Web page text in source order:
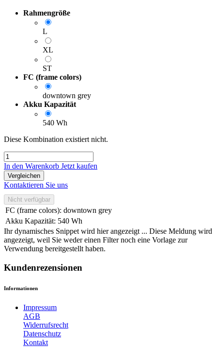
Rahmengröße
L
XL
ST
FC (frame colors)
downtown grey
Akku Kapazität
540 Wh
Diese Kombination existiert nicht.
In den Warenkorb Jetzt kaufen
Vergleichen
Kontaktieren Sie uns
Nicht verfügbar
FC (frame colors): downtown grey
Akku Kapazität: 540 Wh
Ihr dynamisches Snippet wird hier angezeigt ... Diese Meldung wird
angezeigt, weil Sie weder einen Filter noch eine Vorlage zur
Verwendung bereitgestellt haben.
Kundenrezensionen
Informationen
Impressum
AGB
Widerrufsrecht
Datenschutz
Kontakt